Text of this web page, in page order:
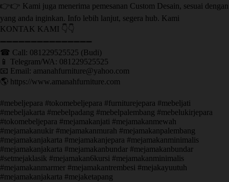
👉👉 Kami juga menerima pemesanan Custom Desain, sesuai dengan
yang anda inginkan. Info lebih lanjut, segera hub. Kami
KONTAK KAMI 👇👇
➖➖➖➖➖➖➖➖➖➖➖➖➖➖➖ ㅤ
☎ Call: 081229525525 (Budi)
📱 Telegram/WA: 081229525525
📧 Email: amanahfurniture@yahoo.com
🌎 https://www.amanahfurniture.com
#mebeljepara #tokomebeljepara #furniturejepara #mebeljati
#mebeljakarta #mebelpadang #mebelpalembang #mebelukirjepara
#tokomebeljepara #mejamakanjati #mejamakanmewah
#mejamakanukir #mejamakanmurah #mejamakanpalembang
#mejamakanjakarta #mejamakanjepara #mejamakanminimalis
#mejamakanjakarta #mejamakanbundar #mejamakanbundar
#setmejaklasik #mejamakan6kursi #mejamakanminimalis
#mejamakanmarmer #mejamakantrembesi #mejakayuutuh
#mejamakanjakarta #mejaketapang